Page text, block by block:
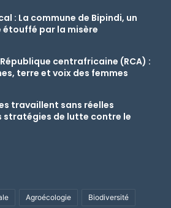
: La commune de Bipindi, un
par la misère
centrafricaine (RCA) :
terre et voix des femmes
travaillent sans réelles
stratégies de lutte contre le
Agroécologie Biodiversité